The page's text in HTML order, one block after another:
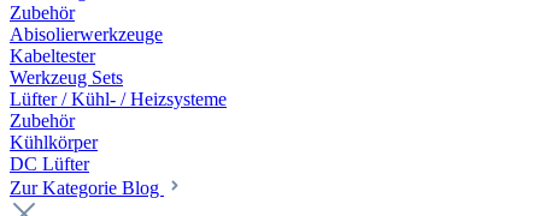
Zubehör
Abisolierwerkzeuge
Kabeltester
Werkzeug Sets
Lüfter / Kühl- / Heizsysteme
Zubehör
Kühlkörper
DC Lüfter
Zur Kategorie Blog